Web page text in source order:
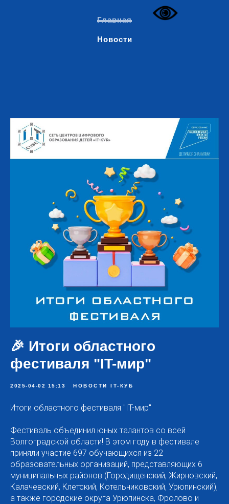
Главная
Новости
🎉 Итоги областного
фестиваля "IT-мир"
2025-04-02 15:13 НОВОСТИ IT-КУБ
Итоги областного фестиваля "IT-мир"
Фестиваль объединил юных талантов со всей
Волгоградской области! В этом году в фестивале
приняли участие 697 обучающихся из 22
образовательных организаций, представляющих 6
муниципальных районов (Городищенский, Жирновский,
Калачевский, Клетский, Котельниковский, Урюпинский),
а также городские округа Урюпинска, Фролово и